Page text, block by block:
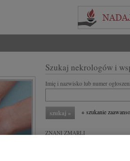
Szukaj nekrologów i
Imię i nazwisko lub numer
+ szukanie
ZNANI ZMARLI